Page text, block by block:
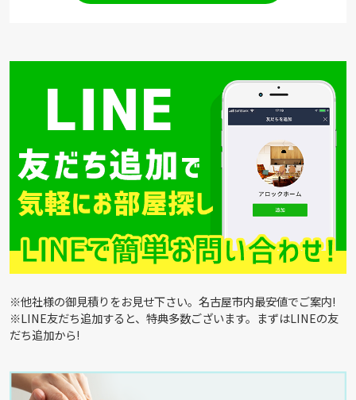
※他社様の御見積りをお見せ下さい。名古屋市内最安値でご案内!
※LINE友だち追加すると、特典多数ございます。まずはLINEの友
だち追加から!